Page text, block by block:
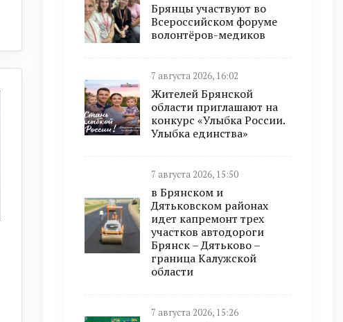
Брянцы участвуют во
Всероссийском форуме
волонтёров-медиков
7 августа 2026, 16:02
Жителей Брянской
области приглашают на
конкурс «Улыбка России.
Улыбка единства»
7 августа 2026, 15:50
в Брянском и
Дятьковском районах
идет капремонт трех
участков автодороги
Брянск – Дятьково –
граница Калужской
области
7 августа 2026, 15:26